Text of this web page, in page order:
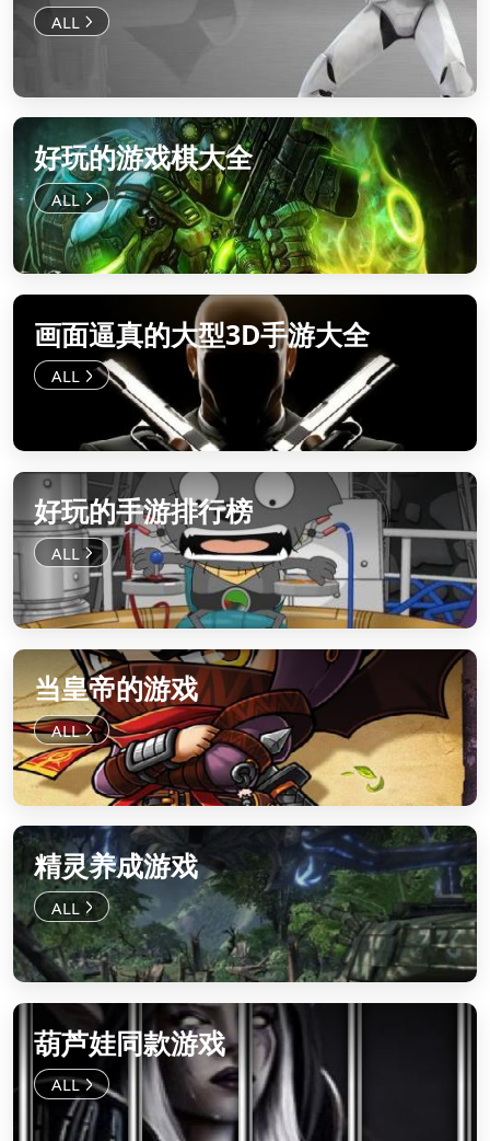
好玩的游戏棋大全
画面逼真的大型3D手游大全
好玩的手游排行榜
当皇帝的游戏
精灵养成游戏
葫芦娃同款游戏